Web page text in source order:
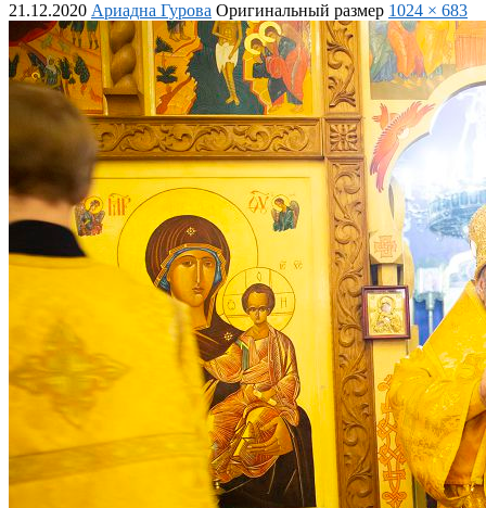
21.12.2020 Ариадна Гурова Оригинальный размер 1024 × 683